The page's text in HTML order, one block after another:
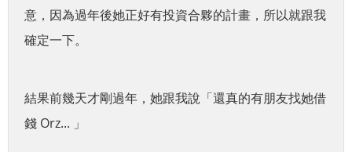
意，因為過年後她正好有投資合夥的計畫，所以就跟我
確定一下。
結果前幾天才剛過年，她跟我說「還真的有朋友找她借
錢 Orz... 」